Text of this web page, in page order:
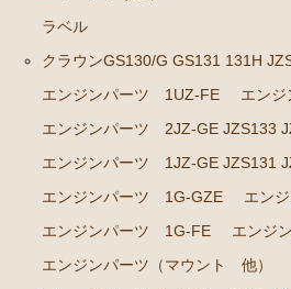
ラベル
クラウンGS130/G GS131 131H
エンジンパーツ 1UZ-FE
エン
エンジンパーツ 2JZ-GE JZS133
エンジンパーツ 1JZ-GE JZS131
エンジンパーツ 1G-GZE
エン
エンジンパーツ 1G-FE
エンジ
エンジンパーツ（マウント 他）